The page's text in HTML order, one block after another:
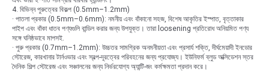
4. বিভিন্ন পুরুত্বের বিকল্প (0.5mm–1.2mm)
· পাতলা প্রকার (0.5mm–0.6mm): নমনীয় এবং বাঁকানো সহজ, বিশেষ আকৃতির ইস্পাত, বৃত্তাকার
পাইপ এবং বাঁকা ধাতব পণ্যগুলি বান্ডিল করার জন্য উপযুক্ত। তারা loosening প্রতিরোধ অনিয়মিত পণ্য
সঙ্গে ঘনিষ্ঠভাবে মাপসই.
· পুরু প্রকার (0.7mm–1.2mm): উচ্চতর সামগ্রিক অনমনীয়তা এবং প্রসার্য শক্তি, দীর্ঘমেয়াদী ইনডোর
স্টোরেজ, কারখানার টার্নওভার এবং স্বল্প-দূরত্বের পরিবহনের জন্য প্রযোজ্য। ইউনিফর্ম ব্লুড অক্সিডেশন স্তর
দৈনিক শিল্প স্টোরেজ এবং সঞ্চালনের জন্য নির্ভরযোগ্য অ্যান্টি-জং কর্মক্ষমতা প্রদান করে।